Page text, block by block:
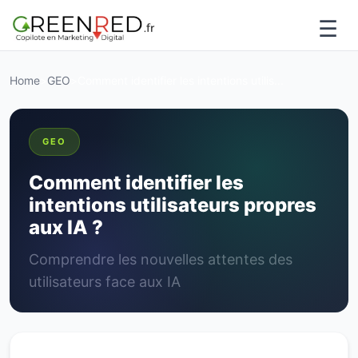
☰
Home GEO
GEO
Comment identifier les
intentions utilisateurs propres
aux IA ?
Comprendre les nouvelles attentes des
utilisateurs face aux IA